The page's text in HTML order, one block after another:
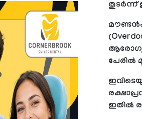
തുടര്‍ന്ന്
പേരില്‍
ഇതില്‍